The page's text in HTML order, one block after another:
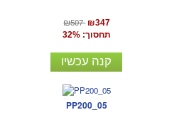
₪507 ₪347
תחסוך: 32%
קנה עכשיו
PP200_05